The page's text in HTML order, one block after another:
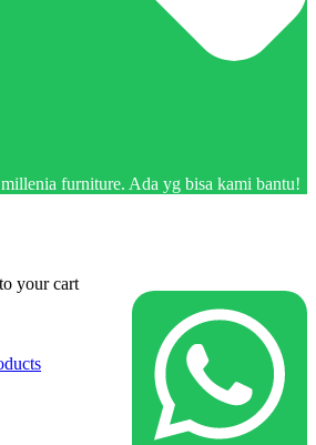
furniture. Ada yg bisa kami bantu!
your cart